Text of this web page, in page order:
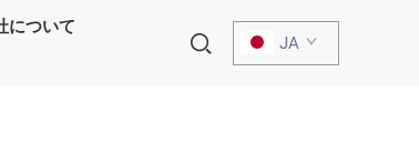
について
JA